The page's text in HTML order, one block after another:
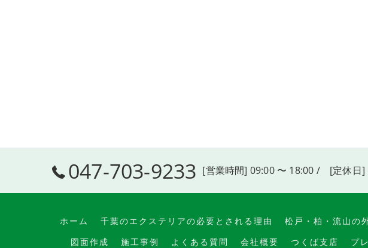
047-703-9233 [営業時間] 09:00 〜 18:00 / [定休日]
ホーム 千葉のエクステリアの必要とされる理由 松戸・柏・流山の
図面作成
施工事例 よくある質問 会社概要 つくば支店 プ